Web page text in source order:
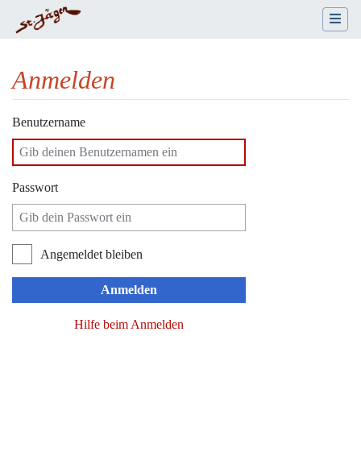
Anmelden
Wechseln zu:Navigation
Benutzername
Passwort
Angemeldet bleiben
Anmelden
Hilfe beim Anmelden